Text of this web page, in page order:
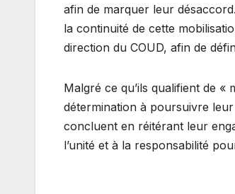
afin de marquer leur
la continuité de cette
direction du COUD, afin de
Malgré ce qu’ils qualifient de
détermination à poursuivre
concluent en réitérant leur
l’unité et à la responsabilité